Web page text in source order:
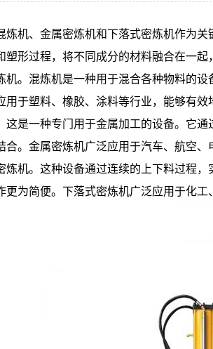
炼机、金属密炼机和下落式密炼机作为
塑形过程，将不同成分的材料融合在一起
机。混炼机是一种用于混合各种物料的
用于塑料、橡胶、涂料等行业，能够有效
这是一种专门用于金属加工的设备。它
合。金属密炼机广泛应用于汽车、航空
炼机。这种设备通过连续的上下料过程
更为简便。下落式密炼机广泛应用于化工